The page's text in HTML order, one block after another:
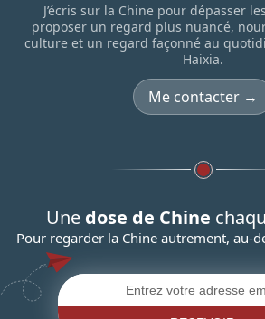
J’écris sur la Chine pour dépasser
proposer un regard plus nuancé,
culture et un regard façonné au
Haixia.
Me contacter →
Une dose de Chine
Pour regarder la Chine autrement, au-